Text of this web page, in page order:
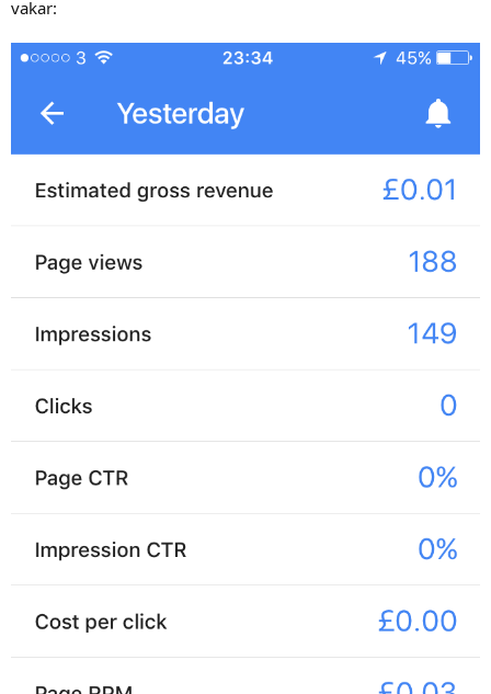
vakar: